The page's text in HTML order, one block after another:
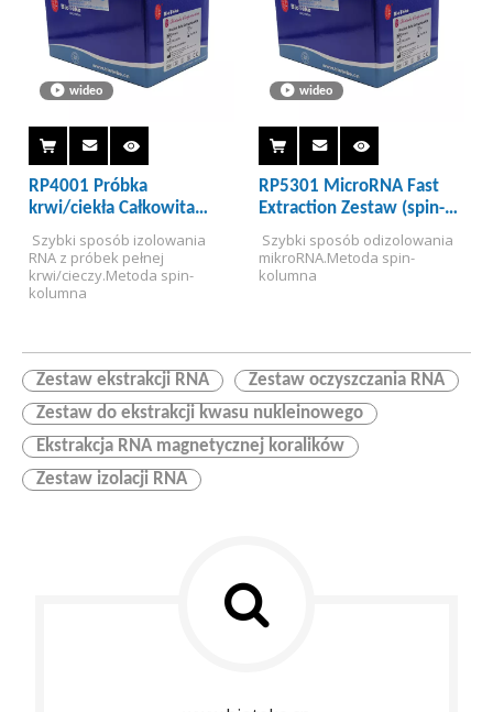
wideo
RP4001 Próbka
krwi/ciekła Całkowita
szybka ekstrakcja RNA
(spin-kolumna）
Szybki sposób izolowania
RNA z próbek pełnej
krwi/cieczy.Metoda spin-
kolumna
wideo
RP5301 MicroRNA Fast
Extraction Zestaw (spin-
kolumna)
Szybki sposób odizolowania
mikroRNA.Metoda spin-
kolumna
Zestaw ekstrakcji RNA
Zestaw oczyszczania RNA
Zestaw do ekstrakcji kwasu nukleinowego
Ekstrakcja RNA magnetycznej koralików
Zestaw izolacji RNA